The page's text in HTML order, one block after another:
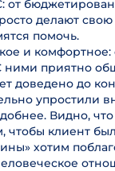
от
делают свою
помочь.
и
приятно
доведено до
упростили
Видно,
чтобы клиент
хотим